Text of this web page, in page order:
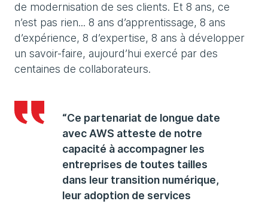
de modernisation de ses clients. Et 8 ans, ce
n’est pas rien... 8 ans d’apprentissage, 8 ans
d’expérience, 8 d’expertise, 8 ans à développer
un savoir-faire, aujourd’hui exercé par des
centaines de collaborateurs.
“Ce partenariat de longue date
avec AWS atteste de notre
capacité à accompagner les
entreprises de toutes tailles
dans leur transition numérique,
leur adoption de services